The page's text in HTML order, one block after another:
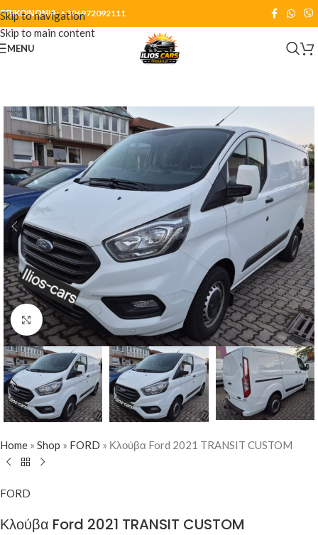
Skip to navigation
Skip to main content
ΕΠΙΚΟΙΝΩΝΙΑ:+306972092111
MENU
Click to enlarge
Home » Shop » FORD » Κλούβα Ford 2021 TRANSIT CUSTOM
FORD
Κλούβα Ford 2021 TRANSIT CUSTOM